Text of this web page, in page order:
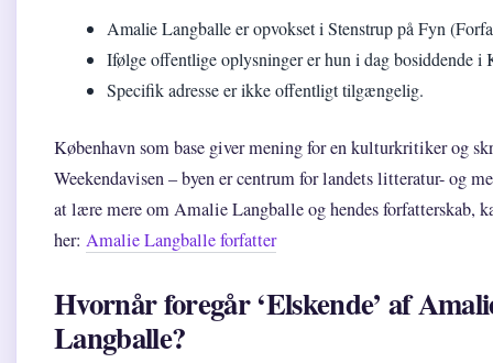
Amalie Langballe er opvokset i Stenstrup på Fyn
Ifølge offentlige oplysninger er hun i dag bosiddende i
Specifik adresse er ikke offentligt tilgængelig.
København som base giver mening for en kulturkritiker og
Weekendavisen – byen er centrum for landets litteratur- og
at lære mere om Amalie Langballe og hendes forfatterskab,
her: Amalie Langballe forfatter
Hvornår foregår ‘Elskende’ af
Langballe?